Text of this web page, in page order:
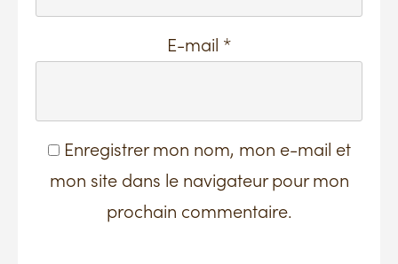
E-mail *
Enregistrer mon nom, mon e-mail et
mon site dans le navigateur pour mon
prochain commentaire.